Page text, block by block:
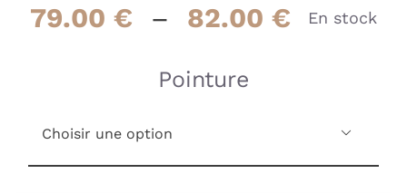
79.00€ – 82.00€ Plage
82.00 €
En stock
Pointure
